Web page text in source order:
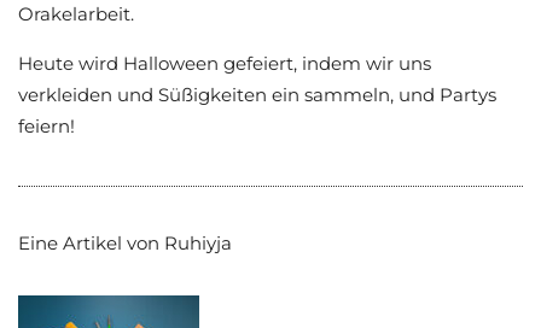
Orakelarbeit.
Heute wird Halloween gefeiert, indem wir uns
verkleiden und Süßigkeiten ein sammeln, und Partys
feiern!
Eine Artikel von Ruhiyja